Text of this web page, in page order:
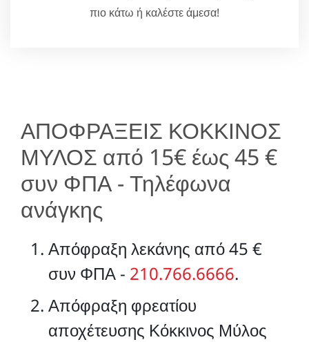
πιο κάτω ή καλέστε άμεσα!
ΑΠΟΦΡΑΞΕΙΣ ΚΟΚΚΙΝΟΣ
ΜΥΛΟΣ από 15€ έως 45 €
συν ΦΠΑ - Τηλέφωνα
ανάγκης
Απόφραξη λεκάνης από 45 €
συν ΦΠΑ - 210.766.6666.
Απόφραξη φρεατίου
αποχέτευσης Κόκκινος Μύλος